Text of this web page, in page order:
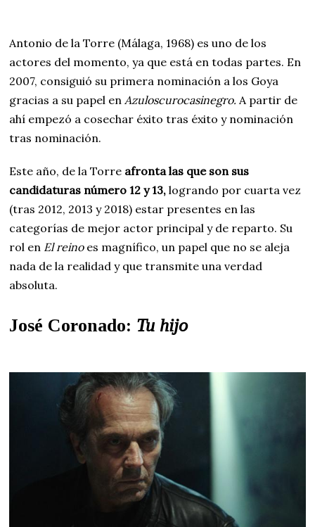
Antonio de la Torre (Málaga, 1968) es uno de los
actores del momento, ya que está en todas partes. En
2007, consiguió su primera nominación a los Goya
gracias a su papel enAzuloscurocasinegro.A partir de
ahí empezó a cosechar éxito tras éxito y nominación
tras nominación.
Este año, de la Torre afronta las que son sus
candidaturas número 12 y 13, logrando por cuarta vez
(tras 2012, 2013 y 2018) estar presentes en las
categorías de mejor actor principal y de reparto. Su
rol en El reino es magnífico, un papel que no se aleja
nada de la realidad y que transmite una verdad
absoluta.
José Coronado: Tu hijo